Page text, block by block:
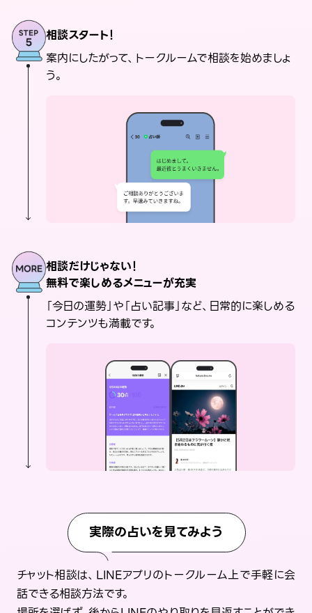
相談スタート！
案内にしたがって、トークルームで相談を始めましょ
う。
相談だけじゃない！
無料で楽しめるメニューが充実
「今日の運勢」や「占い記事」など、日常的に楽しめる
コンテンツも満載です。
実際の占いを見てみよう
チャット相談は、LINEアプリのトークルーム上で手軽に会
話できる相談方法です。